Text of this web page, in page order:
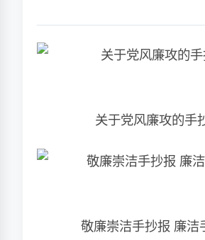
关于党风廉攻的手
敬廉崇洁手抄报 廉洁